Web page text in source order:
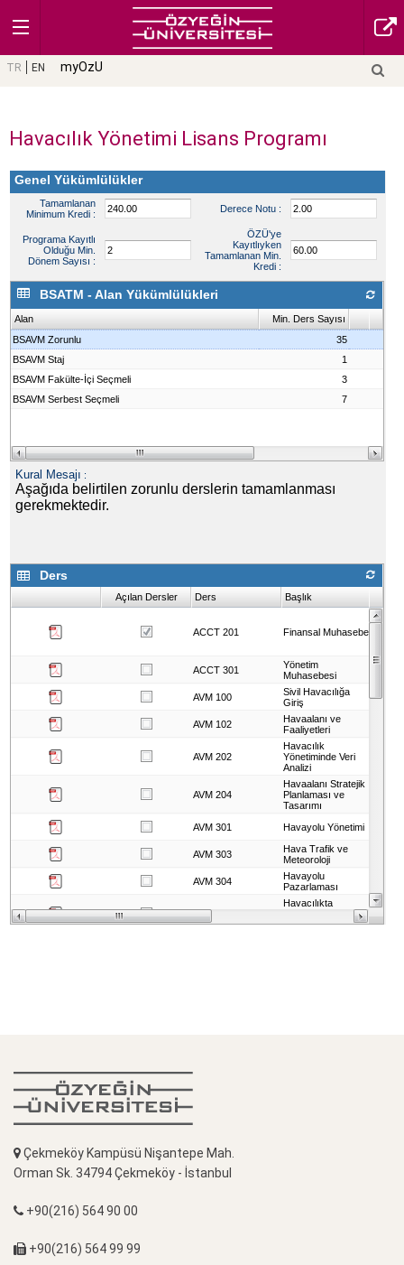
TR EN myOzU
Havacılık Yönetimi Lisans Programı
Çekmeköy Kampüsü Nişantepe Mah.
Orman Sk. 34794 Çekmeköy - İstanbul
+90(216) 564 90 00
+90(216) 564 99 99